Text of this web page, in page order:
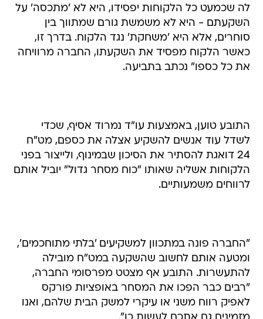
לה שכמעט כל הלקוחות יפסידו, היא לא 'מתכסה' על
השקעתם - היא לא משמשת גורם שמתווך בין
סוחרים, אלא היא 'משחקת' נגד הלקוח. בדרך זו,
כאשר הלקוח מפסיד את השקעתו, החברה מרוויחה
את כל כספו" נכתב בתביעה.
התובע טוען, באמצעות עו"ד נמרוד אסיף, שכדי
לשדל עוד אנשים להשקיע אצלה את כספם, מט"ח
24 דואגת להסתיר את הסיכון שבמינוף, ולייצור בפני
הלקוחות אשליה שאותו "כוח מסחר גדול" יוביל אותם
לרווחים משמעותיים.
"החברה פונה במתכוון למשקיעים 'בלתי מתוחכמים',
ומטעה אותם לחשוב שהשקעה במט"ח מובילה
להתעשרות. התובע אף מצטט מפרסומי החברה,
"רבים כבר הפכו את המסחר באופציות פורקס
לאפיק רווח משני או עיקרי למשק הבית שלהם, ואנו